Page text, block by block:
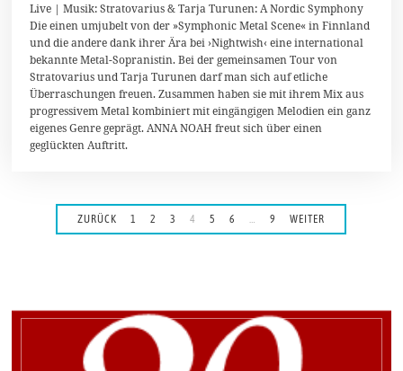
.
N
o
v
e
m
b
e
r
2
0
Live | Musik: Stratovarius & Tarja Turunen: A Nordic Symphony
Die einen umjubelt von der »Symphonic Metal Scene« in Finnland
und die andere dank ihrer Ära bei ›Nightwish‹ eine international
bekannte Metal-Sopranistin. Bei der gemeinsamen Tour von
Stratovarius und Tarja Turunen darf man sich auf etliche
Überraschungen freuen. Zusammen haben sie mit ihrem Mix aus
progressivem Metal kombiniert mit eingängigen Melodien ein ganz
eigenes Genre geprägt. ANNA NOAH freut sich über einen
geglückten Auftritt.
ZURÜCK 1 2 3 4 5 6 … 9 WEITER